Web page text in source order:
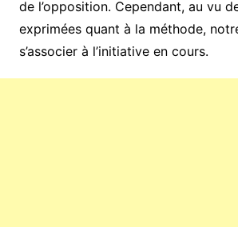
de l’opposition. Cependant, au vu
exprimées quant à la méthode,
s’associer à l’initiative en cours.